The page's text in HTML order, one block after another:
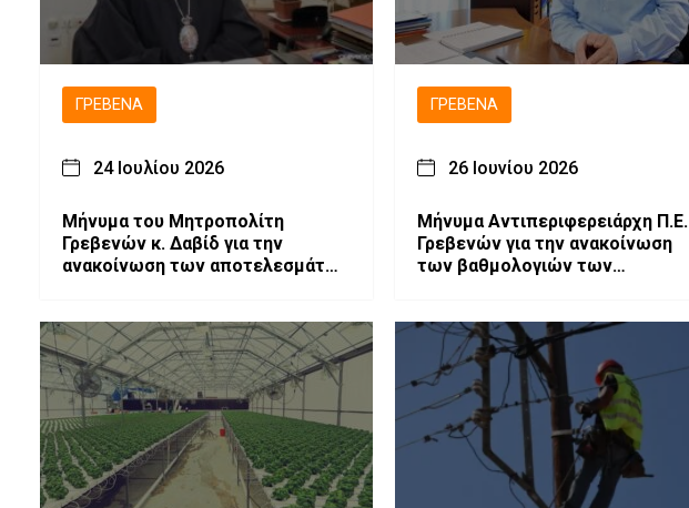
ΓΡΕΒΕΝΆ
24 Ιουλίου 2026
Μήνυμα του Μητροπολίτη
Γρεβενών κ. Δαβίδ για την
ανακοίνωση των αποτελεσμάτων
ΓΡΕΒΕΝΆ
26 Ιουνίου 2026
Μήνυμα Αντιπεριφερειάρχη Π.Ε.
Γρεβενών για την ανακοίνωση
των βαθμολογιών των